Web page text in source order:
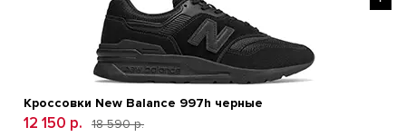
Кроссовки New Balance 997h черные
12 150 р.
18 590 р.